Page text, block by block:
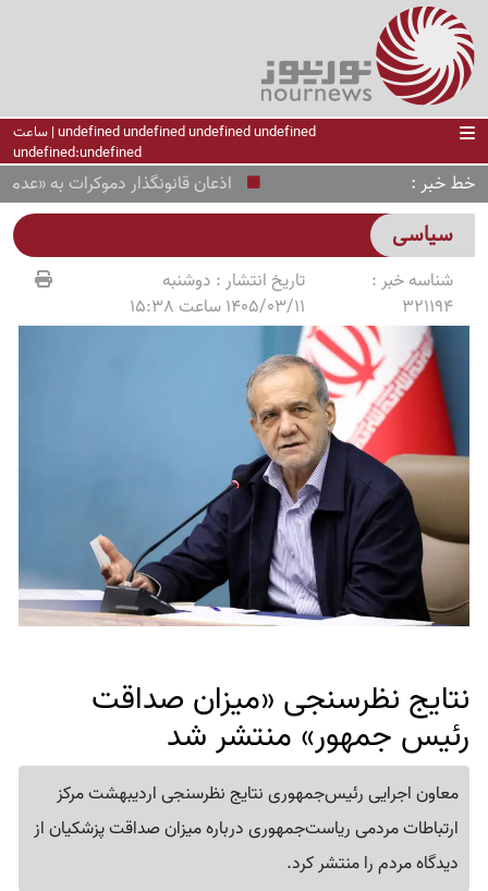
undefined undefined undefined undefined | ساعت
undefined:undefined
خط خبر اذعان قانونگذار دموکرات به «عدم
سیاسی
شناسه خبر :
321194
تاریخ انتشار : دوشنبه
1405/03/11 ساعت 15:38
نتایج نظرسنجی «میزان صداقت
رئیس جمهور» منتشر شد
معاون اجرایی رئیس‌جمهوری نتایج نظرسنجی اردیبهشت مرکز
ارتباطات مردمی ریاست‌جمهوری درباره میزان صداقت پزشکیان از
دیدگاه مردم را منتشر کرد.